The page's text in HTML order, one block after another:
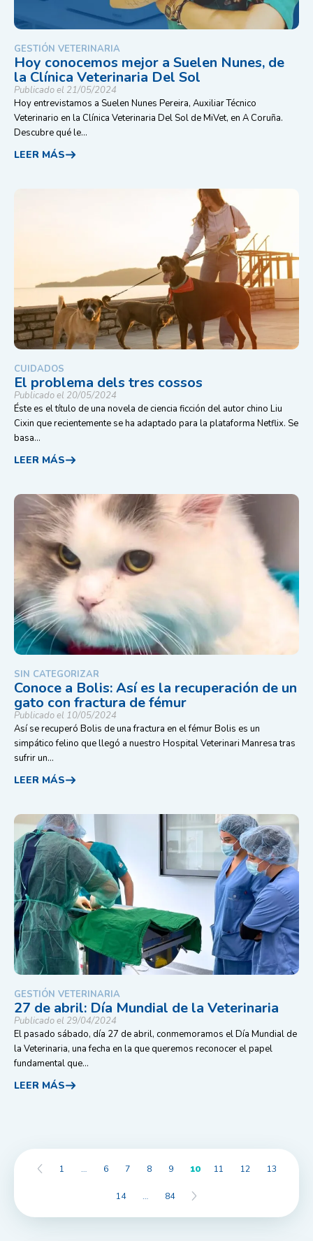
GESTIÓN VETERINARIA
Hoy conocemos mejor a Suelen Nunes, de
la Clínica Veterinaria Del Sol
Publicado el 21/05/2024
Hoy entrevistamos a Suelen Nunes Pereira, Auxiliar Técnico
Veterinario en la Clínica Veterinaria Del Sol de MiVet, en A Coruña.
Descubre qué le...
LEER MÁS
CUIDADOS
El problema dels tres cossos
Publicado el 20/05/2024
Éste es el título de una novela de ciencia ficción del autor chino Liu
Cixin que recientemente se ha adaptado para la plataforma Netflix. Se
basa...
LEER MÁS
SIN CATEGORIZAR
Conoce a Bolis: Así es la recuperación de un
gato con fractura de fémur
Publicado el 10/05/2024
Así se recuperó Bolis de una fractura en el fémur Bolis es un
simpático felino que llegó a nuestro Hospital Veterinari Manresa tras
sufrir un...
LEER MÁS
GESTIÓN VETERINARIA
27 de abril: Día Mundial de la Veterinaria
Publicado el 29/04/2024
El pasado sábado, día 27 de abril, conmemoramos el Día Mundial de
la Veterinaria, una fecha en la que queremos reconocer el papel
fundamental que...
LEER MÁS
1 … 6 7 8 9 10 11 12 13
14 … 84